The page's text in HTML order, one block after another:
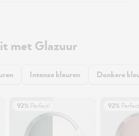
met Glazuur
Intense kleuren Donkere
92% Perfect! 92%